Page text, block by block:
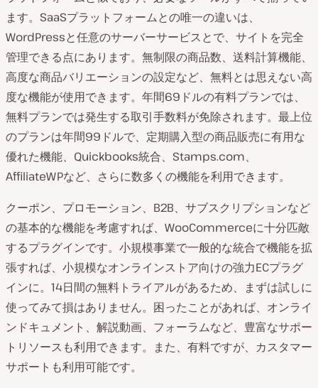
ます。SaaSプラットフォームとの唯一の違いは、
WordPressと任意のサーバーサービスとで、サイトを完全
管理できる点にあります。無制限の商品数、送料計算機能、
高度な商品バリエーションの設定など、無料とは思えない高
度な機能が使用できます。年間69ドルの有料プランでは、
無料プランでは発生する取引手数料が免除されます。最上位
のプランは年間99ドルで、定期購入型の商品販売に有用な
優れた機能、Quickbooks統合、Stamps.com、
AffiliateWPなど、さらに数多くの機能を利用できます。
クーポン、プロモーション、B2B、サブスクリプションなど
の基本的な機能を考慮すれば、WooCommerceに十分匹敵
するプラグインです。小規模事業で一般的な統合で機能を拡
張すれば、小規模なオンラインストア向けの強力ECプラグ
インに。14日間の無料トライアルがあるため、まずは試しに
使ってみて損はありません。困ったことがあれば、オンライ
ンドキュメント、解説動画、フォーラムなど、豊富なサポー
トリソースも利用できます。また、有料ですが、カスタマー
サポートも利用可能です。